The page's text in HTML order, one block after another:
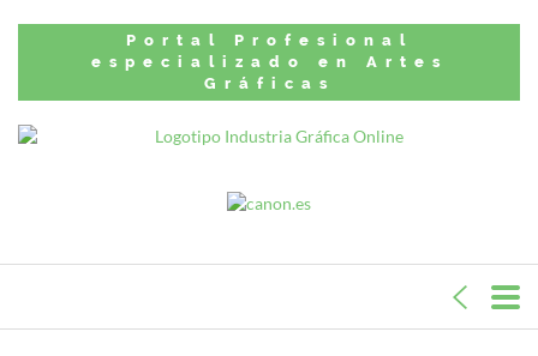
Portal Profesional
especializado en Artes
Gráficas